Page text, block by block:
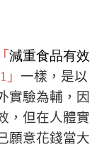
「減重食品有效
」一樣，是以
實驗為輔，因
，但在人體實
願意花錢當大